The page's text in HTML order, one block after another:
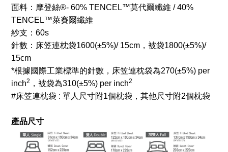
面料：摩登絲®- 60% TENCEL™莫代爾纖維 / 40%
TENCEL™萊賽爾纖維
紗支：60s
針數：床笠連枕袋1600(±5%)/ 15cm ，被袋1800(±5%)/
15cm
*根據國際工業標準的針數，床笠連枕袋為270(±5%) per
inch2 ，被袋為310(±5%) per inch2
#床笠連枕袋 : 單人尺寸附1個枕袋，其他尺寸附2個枕袋
產品尺寸